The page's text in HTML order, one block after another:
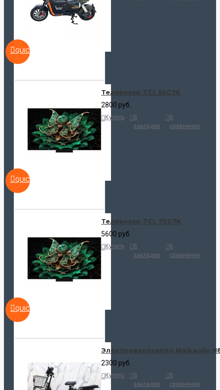
QUICKVIEW
QUICKVIEW
Телевизор TCL 55C7K
2800 руб.
Купить
В
закладки
В
сравнение
QUICKVIEW
Телевизор TCL 75C7K
5600 руб.
Купить
В
закладки
В
сравнение
Электровелосипед Maikaolin
2300 руб.
Купить
В
закладки
В
сравнение